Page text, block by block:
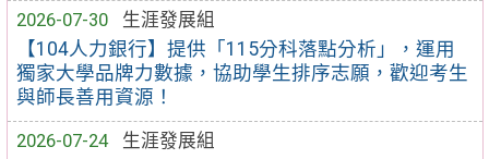
2026-07-30
生涯發展組
【104人力銀行】提供「115分科落點分析」，運用
獨家大學品牌力數據，協助學生排序志願，歡迎考生
與師長善用資源！
2026-07-24
生涯發展組